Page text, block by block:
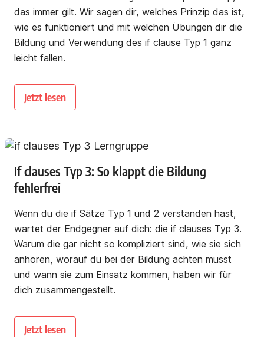
das immer gilt. Wir sagen dir, welches Prinzip das ist,
wie es funktioniert und mit welchen Übungen dir die
Bildung und Verwendung des if clause Typ 1 ganz
leicht fallen.
Jetzt lesen
If clauses Typ 3: So klappt die Bildung
fehlerfrei
Wenn du die if Sätze Typ 1 und 2 verstanden hast,
wartet der Endgegner auf dich: die if clauses Typ 3.
Warum die gar nicht so kompliziert sind, wie sie sich
anhören, worauf du bei der Bildung achten musst
und wann sie zum Einsatz kommen, haben wir für
dich zusammengestellt.
Jetzt lesen